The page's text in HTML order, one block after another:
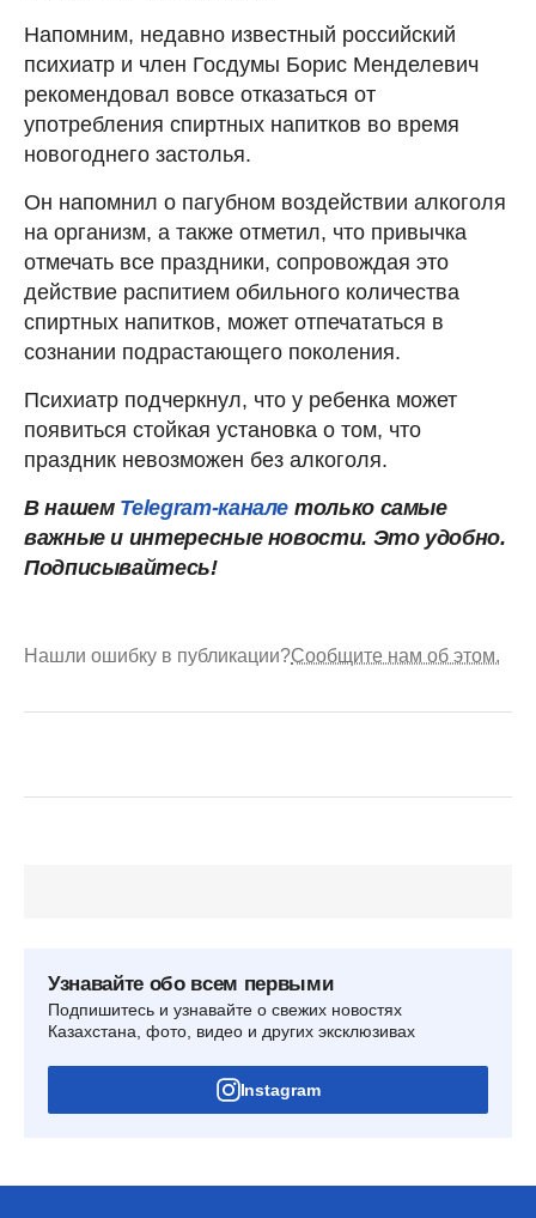
Напомним, недавно известный российский
психиатр и член Госдумы Борис Менделевич
рекомендовал вовсе отказаться от
употребления спиртных напитков во время
новогоднего застолья.
Он напомнил о пагубном воздействии алкоголя
на организм, а также отметил, что привычка
отмечать все праздники, сопровождая это
действие распитием обильного количества
спиртных напитков, может отпечататься в
сознании подрастающего поколения.
Психиатр подчеркнул, что у ребенка может
появиться стойкая установка о том, что
праздник невозможен без алкоголя.
В нашем Telegram-канале только самые
важные и интересные новости. Это удобно.
Подписывайтесь!
Нашли ошибку в публикации?Сообщите нам об этом.
Узнавайте обо всем первыми
Подпишитесь и узнавайте о свежих новостях
Казахстана, фото, видео и других эксклюзивах
Instagram